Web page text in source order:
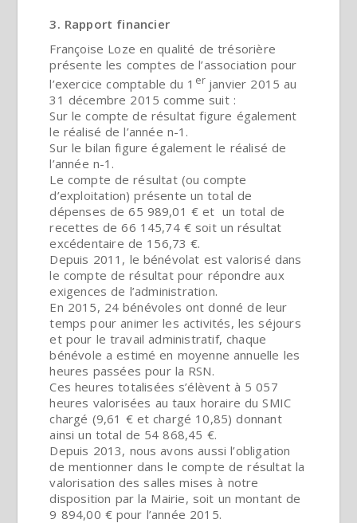
3. Rapport financier
Françoise Loze en qualité de trésorière
présente les comptes de l’association pour
l’exercice comptable du 1 er janvier 2015 au
31 décembre 2015 comme suit :
Sur le compte de résultat figure également
le réalisé de l’année n-1.
Sur le bilan figure également le réalisé de
l’année n-1.
Le compte de résultat (ou compte
d’exploitation) présente un total de
dépenses de 65 989,01 € et un total de
recettes de 66 145,74 € soit un résultat
excédentaire de 156,73 €.
Depuis 2011, le bénévolat est valorisé dans
le compte de résultat pour répondre aux
exigences de l’administration.
En 2015, 24 bénévoles ont donné de leur
temps pour animer les activités, les séjours
et pour le travail administratif, chaque
bénévole a estimé en moyenne annuelle les
heures passées pour la RSN.
Ces heures totalisées s’élèvent à 5 057
heures valorisées au taux horaire du SMIC
chargé (9,61 € et chargé 10,85) donnant
ainsi un total de 54 868,45 €.
Depuis 2013, nous avons aussi l’obligation
de mentionner dans le compte de résultat la
valorisation des salles mises à notre
disposition par la Mairie, soit un montant de
9 894,00 € pour l’année 2015.